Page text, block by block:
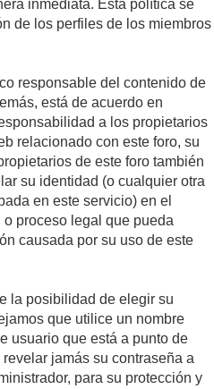
inmediata. Esta política se
de los perfiles de los miembros
responsable del contenido de
está de acuerdo en
a los propietarios
relacionado con este foro, su
de este foro también
su identidad (o cualquier otra
en este servicio) en el
proceso legal que pueda
causada por su uso de este
la posibilidad de elegir su
que utilice un nombre
usuario que está a punto de
jamás su contraseña a
para su protección y